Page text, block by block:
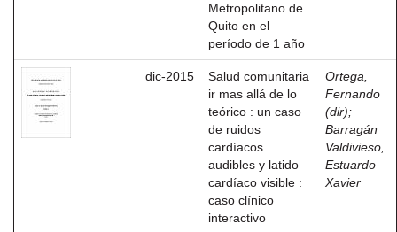
Metropolitano de
Quito en el
período de 1 año
dic-2015
Salud comunitaria
ir mas allá de lo
teórico : un caso
de ruidos
cardíacos
audibles y latido
cardíaco visible :
caso clínico
interactivo
Ortega,
Fernando
(dir);
Barragán
Valdivieso,
Estuardo
Xavier